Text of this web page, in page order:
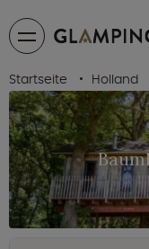
Startseite Holland